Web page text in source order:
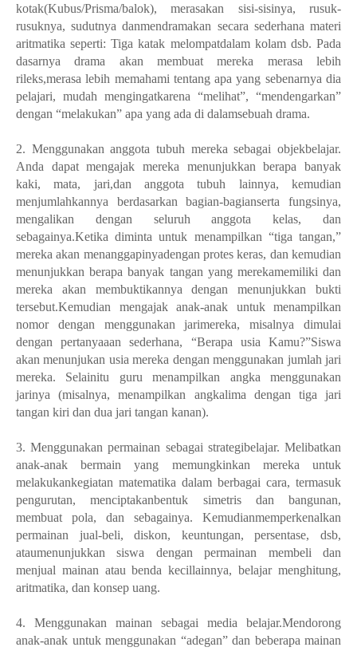
kotak(Kubus/Prisma/balok), merasakan sisi-sisinya, rusuk-
rusuknya, sudutnya danmendramakan secara sederhana materi
aritmatika seperti: Tiga katak melompatdalam kolam dsb. Pada
dasarnya drama akan membuat mereka merasa lebih
rileks,merasa lebih memahami tentang apa yang sebenarnya dia
pelajari, mudah mengingatkarena “melihat”, “mendengarkan”
dengan “melakukan” apa yang ada di dalamsebuah drama.
2. Menggunakan anggota tubuh mereka sebagai objekbelajar.
Anda dapat mengajak mereka menunjukkan berapa banyak
kaki, mata, jari,dan anggota tubuh lainnya, kemudian
menjumlahkannya berdasarkan bagian-bagianserta fungsinya,
mengalikan dengan seluruh anggota kelas, dan
sebagainya.Ketika diminta untuk menampilkan “tiga tangan,”
mereka akan menanggapinyadengan protes keras, dan kemudian
menunjukkan berapa banyak tangan yang merekamemiliki dan
mereka akan membuktikannya dengan menunjukkan bukti
tersebut.Kemudian mengajak anak-anak untuk menampilkan
nomor dengan menggunakan jarimereka, misalnya dimulai
dengan pertanyaaan sederhana, “Berapa usia Kamu?”Siswa
akan menunjukan usia mereka dengan menggunakan jumlah jari
mereka. Selainitu guru menampilkan angka menggunakan
jarinya (misalnya, menampilkan angkalima dengan tiga jari
tangan kiri dan dua jari tangan kanan).
3. Menggunakan permainan sebagai strategibelajar. Melibatkan
anak-anak bermain yang memungkinkan mereka untuk
melakukankegiatan matematika dalam berbagai cara, termasuk
pengurutan, menciptakanbentuk simetris dan bangunan,
membuat pola, dan sebagainya. Kemudianmemperkenalkan
permainan jual-beli, diskon, keuntungan, persentase, dsb,
ataumenunjukkan siswa dengan permainan membeli dan
menjual mainan atau benda kecillainnya, belajar menghitung,
aritmatika, dan konsep uang.
4. Menggunakan mainan sebagai media belajar.Mendorong
anak-anak untuk menggunakan “adegan” dan beberapa mainan